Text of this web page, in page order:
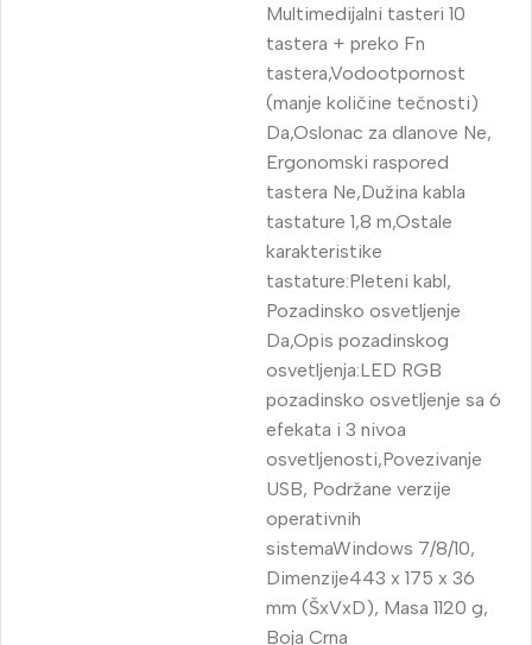
Multimedijalni tasteri 10
tastera + preko Fn
tastera,Vodootpornost
(manje količine tečnosti)
Da,Oslonac za dlanove Ne,
Ergonomski raspored
tastera Ne,Dužina kabla
tastature 1,8 m,Ostale
karakteristike
tastature:Pleteni kabl,
Pozadinsko osvetljenje
Da,Opis pozadinskog
osvetljenja:LED RGB
pozadinsko osvetljenje sa 6
efekata i 3 nivoa
osvetljenosti,Povezivanje
USB, Podržane verzije
operativnih
sistemaWindows 7/8/10,
Dimenzije443 x 175 x 36
mm (ŠxVxD), Masa 1120 g,
Boja Crna